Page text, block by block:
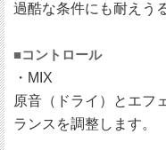
過酷な条件にも耐えう
■コントロール
・MIX
原音（ドライ）とエフ
ランスを調整します。